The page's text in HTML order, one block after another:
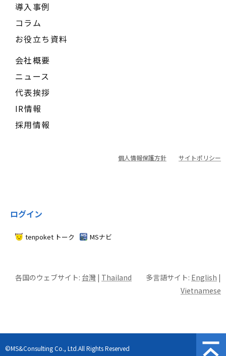
導入事例
コラム
お役立ち資料
会社概要
ニュース
代表挨拶
IR情報
採用情報
個人情報保護方針 サイトポリシー
ログイン
tenpoket トーク MSナビ
各国のウェブサイト: 台灣 | Thailand 多言語サイト: English |
Vietnamese
©MS&Consulting Co., Ltd.All Rights Reserved